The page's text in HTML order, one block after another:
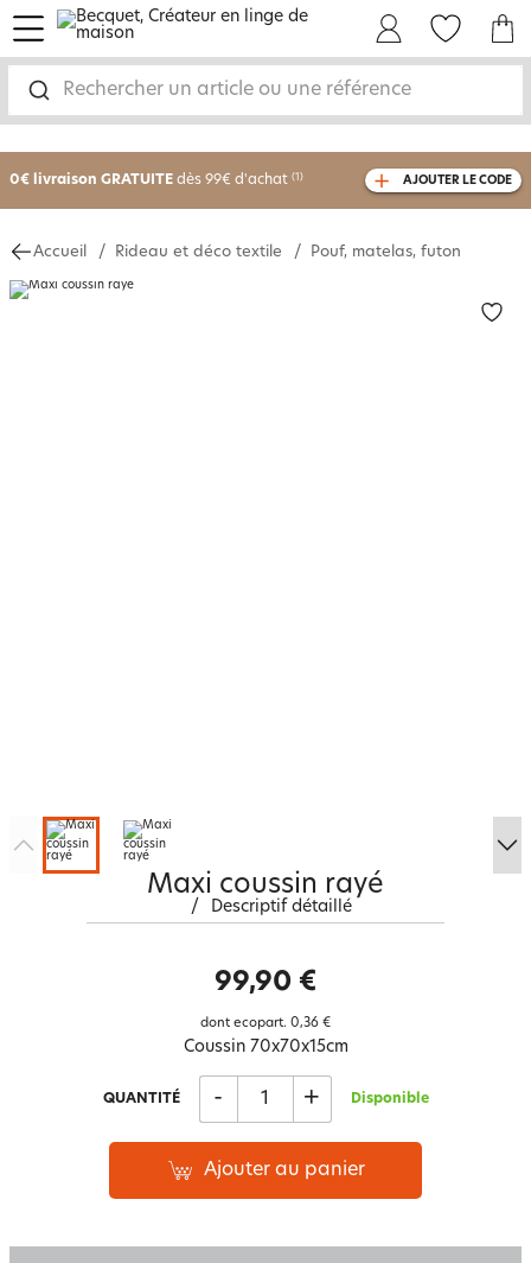
Rechercher un article ou une référence
menu
-25% sur votre commandedès 2 articles
0€ livraison GRATUITE dès 99€ d'achat (1) AJOUTER LE CODE
Accueil Rideau et déco textile Pouf, matelas, futon
Maxi coussin rayé
/ Descriptif détaillé
99,90 €
dont ecopart. 0,36 €
Coussin 70x70x15cm
QUANTITÉ - + Disponible
Ajouter au panier